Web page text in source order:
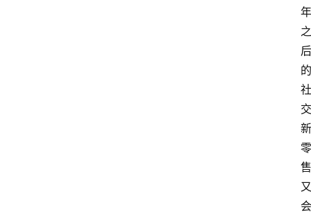
年
之
后
的
社
交
新
零
售
又
会